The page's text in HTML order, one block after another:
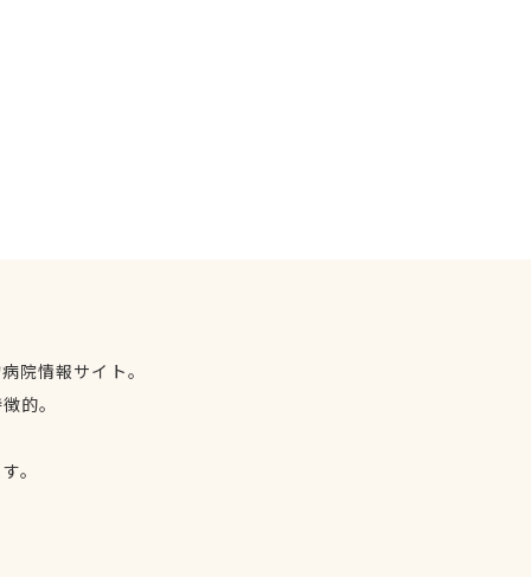
院情報サイト。
的。
。